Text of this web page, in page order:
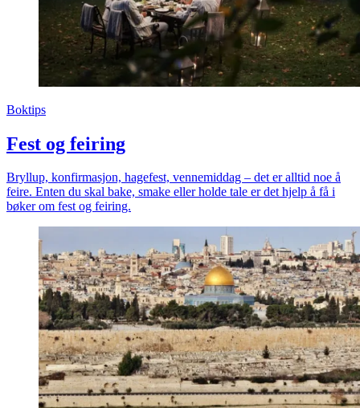
Boktips
Fest og feiring
Bryllup, konfirmasjon, hagefest, vennemiddag – det er alltid noe å
feire. Enten du skal bake, smake eller holde tale er det hjelp å få i
bøker om fest og feiring.